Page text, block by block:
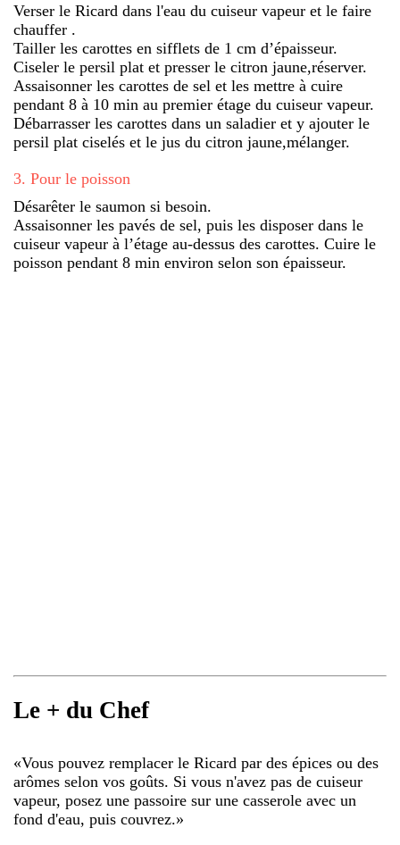
Verser le Ricard dans l'eau du cuiseur vapeur et le faire
chauffer .
Tailler les carottes en sifflets de 1 cm d’épaisseur.
Ciseler le persil plat et presser le citron jaune,réserver.
Assaisonner les carottes de sel et les mettre à cuire
pendant 8 à 10 min au premier étage du cuiseur vapeur.
Débarrasser les carottes dans un saladier et y ajouter le
persil plat ciselés et le jus du citron jaune,mélanger.
3. Pour le poisson
Désarêter le saumon si besoin.
Assaisonner les pavés de sel, puis les disposer dans le
cuiseur vapeur à l’étage au-dessus des carottes. Cuire le
poisson pendant 8 min environ selon son épaisseur.
Le + du Chef
«Vous pouvez remplacer le Ricard par des épices ou des
arômes selon vos goûts. Si vous n'avez pas de cuiseur
vapeur, posez une passoire sur une casserole avec un
fond d'eau, puis couvrez.»